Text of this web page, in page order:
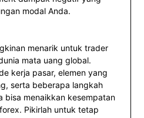
modal Anda.
menarik untuk trader
mata uang global.
kerja pasar, elemen yang
serta beberapa langkah
bisa menaikkan kesempatan
Pikirlah untuk tetap